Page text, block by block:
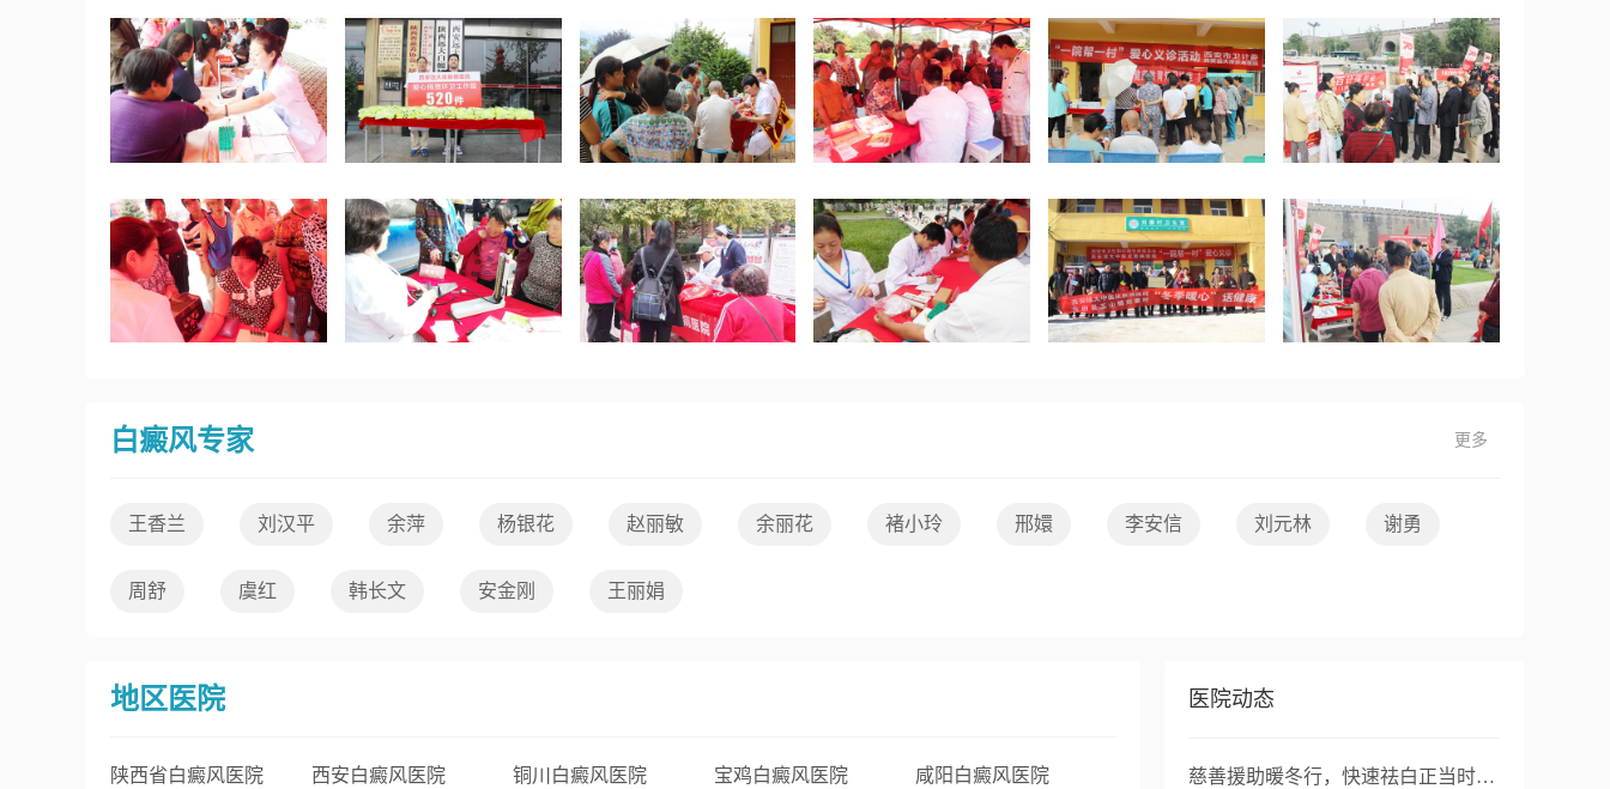
白癜风专家 更多
王香兰 刘汉平 余萍 杨银花 赵丽敏 余丽花 褚小玲 邢嬛 李安信 刘元林 谢勇
周舒 虞红 韩长文 安金刚 王丽娟
地区医院
陕西省白癜风医院 西安白癜风医院 铜川白癜风医院 宝鸡白癜风医院
咸阳白癜风医院
医院动态
慈善援助暖冬行，快速祛白正当时——白癜风冬季复色工程启动